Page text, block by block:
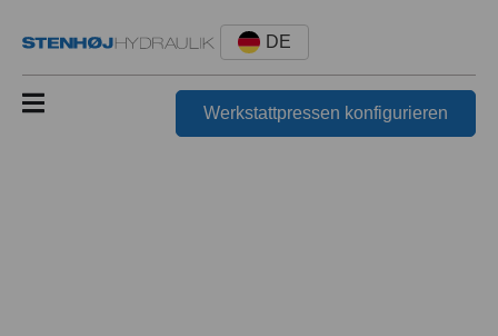
DE
Werkstattpressen konfigurieren